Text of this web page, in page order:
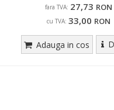
fara TVA: 27,73 RON
cu TVA: 33,00 RON
Adauga in cos